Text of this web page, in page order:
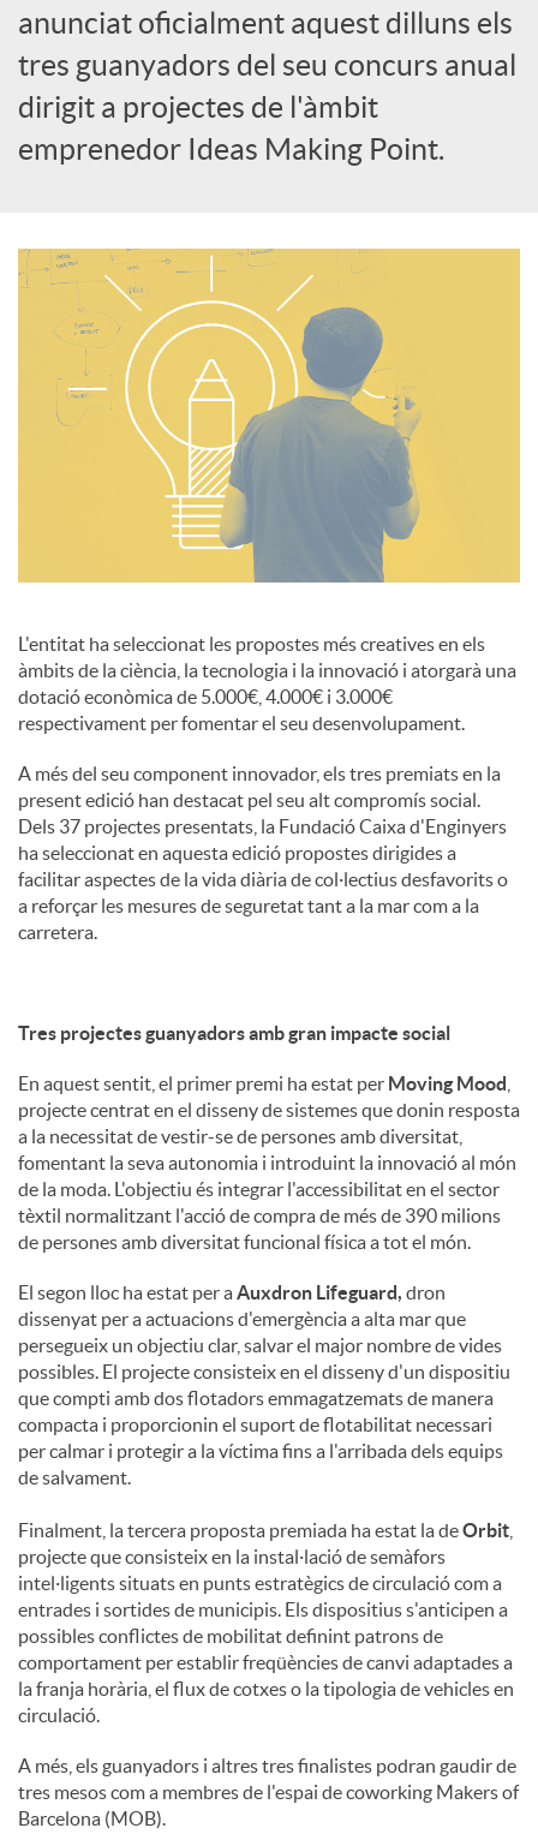
S
o
i
anunciat oficialment aquest dilluns els
tres guanyadors del seu concurs anual
dirigit a projectes de l'àmbit
emprenedor Ideas Making Point.
L'entitat ha seleccionat les propostes més creatives en els
àmbits de la ciència, la tecnologia i la innovació i atorgarà una
dotació econòmica de 5.000€, 4.000€ i 3.000€
respectivament per fomentar el seu desenvolupament.
A més del seu component innovador, els tres premiats en la
present edició han destacat pel seu alt compromís social.
Dels 37 projectes presentats, la Fundació Caixa d'Enginyers
ha seleccionat en aquesta edició propostes dirigides a
facilitar aspectes de la vida diària de col·lectius desfavorits o
a reforçar les mesures de seguretat tant a la mar com a la
carretera.
Tres projectes guanyadors amb gran impacte social
En aquest sentit, el primer premi ha estat per Moving Mood
projecte centrat en el disseny de sistemes que donin resposta
a la necessitat de vestir-se de persones amb diversitat,
fomentant la seva autonomia i introduint la innovació al món
de la moda. L'objectiu és integrar l'accessibilitat en el sector
tèxtil normalitzant l'acció de compra de més de 390 milions
de persones amb diversitat funcional física a tot el món.
El segon lloc ha estat per aAuxdron Lifeguard, dron
dissenyat per a actuacions d'emergència a alta mar que
persegueix un objectiu clar, salvar el major nombre de vides
possibles. El projecte consisteix en el disseny d'un dispositiu
que compti amb dos flotadors emmagatzemats de manera
compacta i proporcionin el suport de flotabilitat necessari
per calmar i protegir a la víctima fins a l'arribada dels equips
de salvament.
Finalment, la tercera proposta premiada ha estat la deOrbit
projecte que consisteix en la instal·lació de semàfors
intel·ligents situats en punts estratègics de circulació com a
entrades i sortides de municipis. Els dispositius s'anticipen a
possibles conflictes de mobilitat definint patrons de
comportament per establir freqüències de canvi adaptades a
la franja horària, el flux de cotxes o la tipologia de vehicles en
circulació.
A més, els guanyadors i altres tres finalistes podran gaudir de
tres mesos com a membres de l'espai de coworking Makers of
Barcelona (MOB).